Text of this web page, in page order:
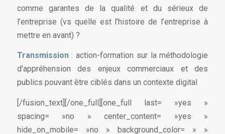
comme garantes de la qualité et du sérieux de
l’entreprise (vs quelle est l’histoire de l’entreprise à
mettre en avant) ?
Transmission: action-formation sur la méthodologie
d’appréhension des enjeux commerciaux et des
publics pouvant être ciblés dans un contexte digital
[/fusion_text][/one_full][one_full last= »yes »
spacing= »no » center_content= »yes »
hide_on_mobile= »no » background_color= » »